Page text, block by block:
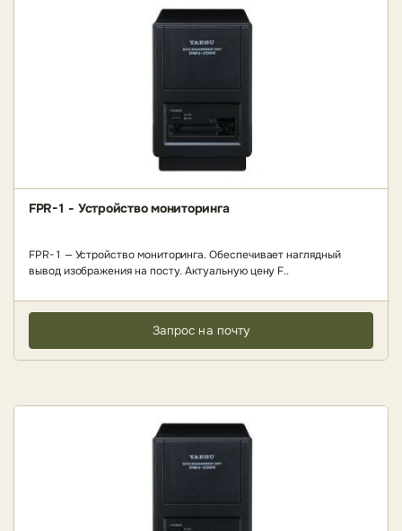
FPR-1 - Устройство мониторинга
FPR-1 — Устройство мониторинга. Обеспечивает наглядный
вывод изображения на посту. Актуальную цену F..
Запрос на почту